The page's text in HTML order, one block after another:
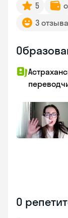
5
3 отзыва
О